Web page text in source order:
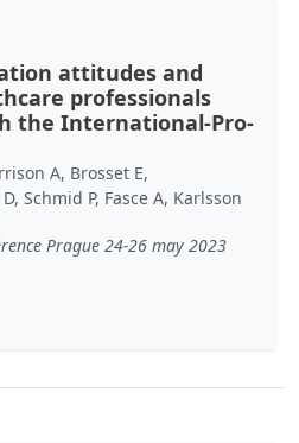
attitudes and
professionals
the International-Pro-
A, Brosset E,
Schmid P, Fasce A, Karlsson
Prague 24-26 may 2023